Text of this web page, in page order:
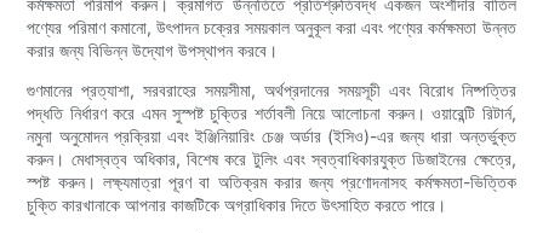
কর্মক্ষমতা পরিমাপ করুন। ক্রমাগত উন্নতিতে প্রতিশ্রুতিবদ্ধ একজন অংশীদার বাতিল
পণ্যের পরিমাণ কমানো, উৎপাদন চক্রের সময়কাল অনুকূল করা এবং পণ্যের কর্মক্ষমতা উন্নত
করার জন্য বিভিন্ন উদ্যোগ উপস্থাপন করবে।
গুণমানের প্রত্যাশা, সরবরাহের সময়সীমা, অর্থপ্রদানের সময়সূচী এবং বিরোধ নিষ্পত্তির
পদ্ধতি নির্ধারণ করে এমন সুস্পষ্ট চুক্তির শর্তাবলী নিয়ে আলোচনা করুন। ওয়ারেন্টি রিটার্ন,
নমুনা অনুমোদন প্রক্রিয়া এবং ইঞ্জিনিয়ারিং চেঞ্জ অর্ডার (ইসিও)-এর জন্য ধারা অন্তর্ভুক্ত
করুন। মেধাস্বত্ব অধিকার, বিশেষ করে টুলিং এবং স্বত্বাধিকারযুক্ত ডিজাইনের ক্ষেত্রে,
স্পষ্ট করুন। লক্ষ্যমাত্রা পূরণ বা অতিক্রম করার জন্য প্রণোদনাসহ কর্মক্ষমতা-ভিত্তিক
চুক্তি কারখানাকে আপনার কাজটিকে অগ্রাধিকার দিতে উৎসাহিত করতে পারে।